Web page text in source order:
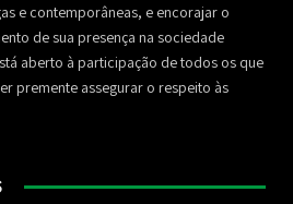
e contemporâneas, e encorajar o
de sua presença na sociedade
aberto à participação de todos os que
premente assegurar o respeito às